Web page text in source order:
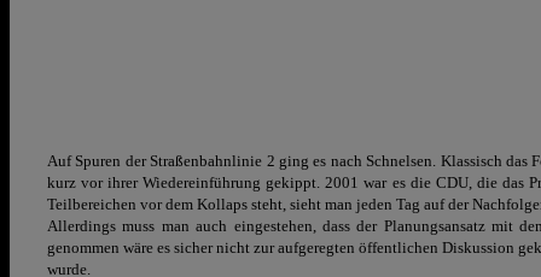
Auf Spuren der Straßenbahnlinie 2 ging es nach Schnelsen. Klassisch
kurz vor ihrer Wiedereinführung gekippt. 2001 war es die CDU, die das
Teilbereichen vor dem Kollaps steht, sieht man jeden Tag auf der
Allerdings muss man auch eingestehen, dass der Planungsansatz
genommen wäre es sicher nicht zur aufgeregten öffentlichen Diskussion
wurde.